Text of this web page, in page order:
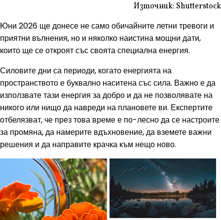
Източник: Shutterstock
Юни 2026 ще донесе не само обичайните летни тревоги и
приятни вълнения, но и няколко наистина мощни дати,
които ще се откроят със своята специална енергия.
Силовите дни са периоди, когато енергията на
пространството е буквално наситена със сила. Важно е да
използвате тази енергия за добро и да не позволявате на
никого или нищо да навреди на плановете ви. Експертите
отбелязват, че през това време е по-лесно да се настроите
за промяна, да намерите вдъхновение, да вземете важни
решения и да направите крачка към нещо ново.